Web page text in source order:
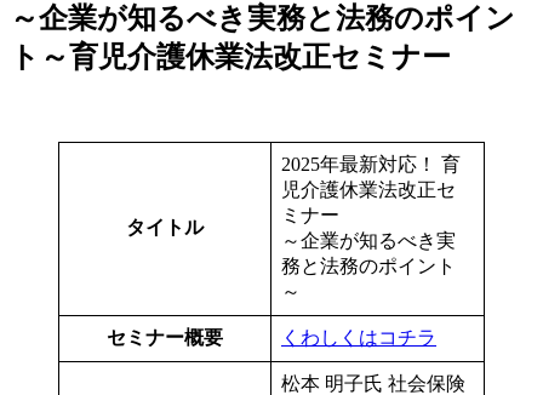
動
～企業が知るべき実務と法務のポイン
ト～育児介護休業法改正セミナー
タイトル
2025年最新対応！ 育
児介護休業法改正セ
ミナー
～企業が知るべき実
務と法務のポイント
～
セミナー概要 くわしくはコチラ
松本 明子氏 社会保険